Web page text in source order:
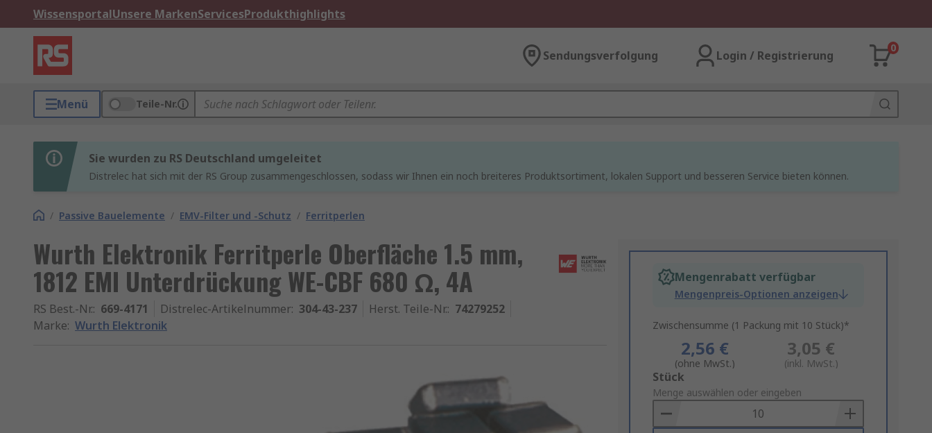
WissensportalUnsere MarkenServicesProdukthighlights
Sendungsverfolgung Login / Registrierung
0
Menü Teile-Nr.
Sie wurden zu RS Deutschland umgeleitet
Distrelec hat sich mit der RS Group zusammengeschlossen, sodass wir Ihnen ein noch breiteres Produktsortiment, lokalen Support und besseren Service bieten können.
/ Passive Bauelemente / EMV-Filter und -Schutz / Ferritperlen
Wurth Elektronik Ferritperle Oberfläche 1.5 mm,
1812 EMI Unterdrückung WE-CBF 680 Ω, 4A
RS Best.-Nr.: 669-4171 Distrelec-Artikelnummer: 304-43-237 Herst. Teile-Nr.: 74279252
Marke: Wurth Elektronik
Mengenrabatt verfügbar
Mengenpreis-Optionen anzeigen
Zwischensumme (1 Packung mit 10 Stück)*
2,56 €
(ohne MwSt.)
3,05 €
(inkl. MwSt.)
Add
to
Basket
Stück
Menge auswählen oder eingeben